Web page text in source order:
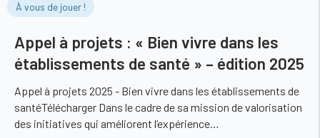
À vous de jouer !
Appel à projets : « Bien vivre dans les
établissements de santé » – édition 2025
Appel à projets 2025 - Bien vivre dans les établissements de
santéTélécharger Dans le cadre de sa mission de valorisation
des initiatives qui améliorent l’expérience…